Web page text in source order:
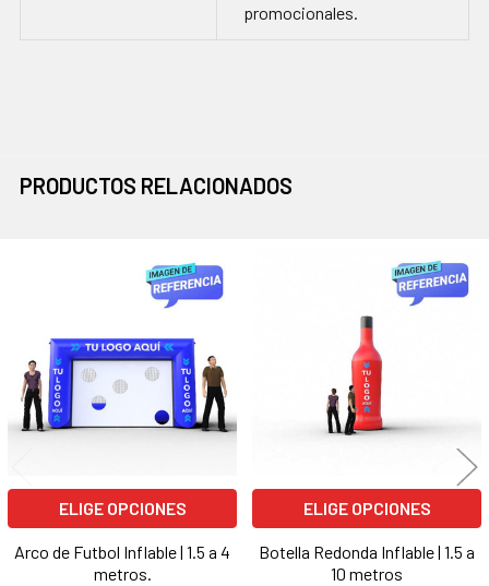
promocionales.
PRODUCTOS RELACIONADOS
ELIGE OPCIONES
Arco de Futbol Inflable | 1.5 a 4
metros.
ELIGE OPCIONES
Botella Redonda Inflable | 1.5 a
10 metros